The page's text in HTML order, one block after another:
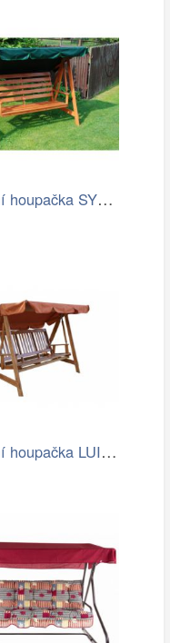
Zahradní houpačka SYLVA Rojaplast
Zahradní houpačka LUISA ROJAPLAST